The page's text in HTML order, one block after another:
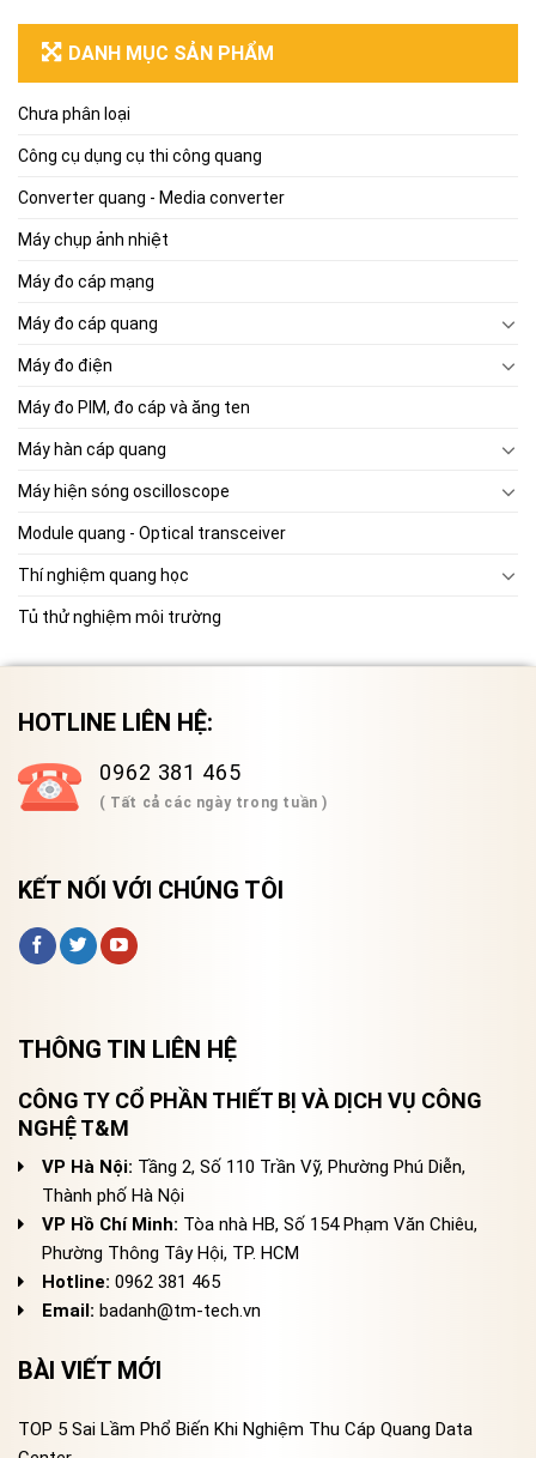
DANH MỤC SẢN PHẨM
Chưa phân loại
Công cụ dụng cụ thi công quang
Converter quang - Media converter
Máy chụp ảnh nhiệt
Máy đo cáp mạng
Máy đo cáp quang
Máy đo điện
Máy đo PIM, đo cáp và ăng ten
Máy hàn cáp quang
Máy hiện sóng oscilloscope
Module quang - Optical transceiver
Thí nghiệm quang học
Tủ thử nghiệm môi trường
HOTLINE LIÊN HỆ:
0962 381 465
( Tất cả các ngày trong tuần )
KẾT NỐI VỚI CHÚNG TÔI
THÔNG TIN LIÊN HỆ
CÔNG TY CỔ PHẦN THIẾT BỊ VÀ DỊCH VỤ CÔNG
NGHỆ T&M
VP Hà Nội: Tầng 2, Số 110 Trần Vỹ, Phường Phú Diễn,
Thành phố Hà Nội
VP Hồ Chí Minh: Tòa nhà HB, Số 154 Phạm Văn Chiêu,
Phường Thông Tây Hội, TP. HCM
Hotline: 0962 381 465
Email: badanh@tm-tech.vn
BÀI VIẾT MỚI
TOP 5 Sai Lầm Phổ Biến Khi Nghiệm Thu Cáp Quang Data